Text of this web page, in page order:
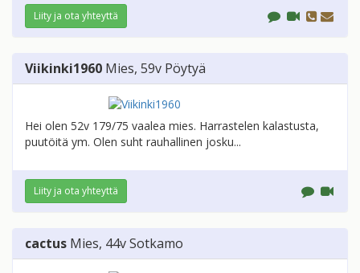
Liity ja ota yhteyttä
Viikinki1960 Mies, 59v Pöytyä
Hei olen 52v 179/75 vaalea mies. Harrastelen kalastusta,
puutöitä ym. Olen suht rauhallinen josku...
Liity ja ota yhteyttä
cactus Mies, 44vSotkamo